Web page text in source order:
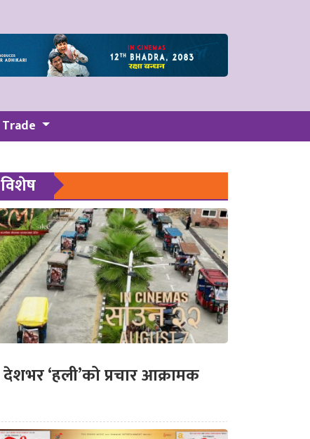
Trade
विशेष
देशभर ‘हली’को प्रचार आक्रामक